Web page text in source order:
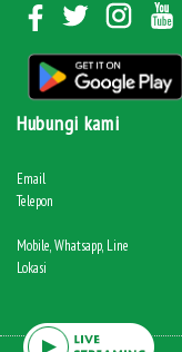
Hubungi kami
Email
Telepon
Mobile, Whatsapp, Line
Lokasi